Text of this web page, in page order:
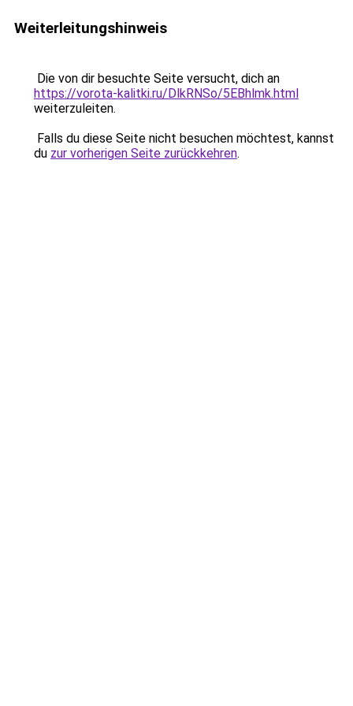
Weiterleitungshinweis
Die von dir besuchte Seite versucht, dich an
https://vorota-kalitki.ru/DlkRNSo/5EBhlmk.html
weiterzuleiten.
Falls du diese Seite nicht besuchen möchtest, kannst
du zur vorherigen Seite zurückkehren.